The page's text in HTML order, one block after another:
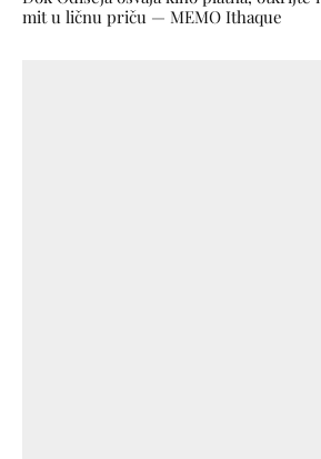
mit u ličnu priču — MEMO Ithaque